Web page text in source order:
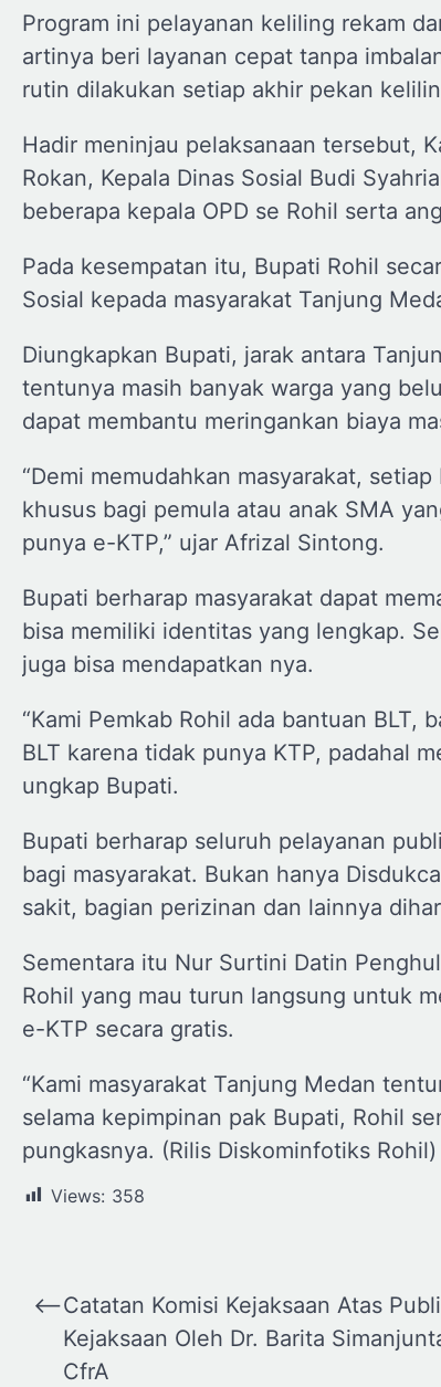
Program ini pelayanan keliling rekam
artinya beri layanan cepat tanpa
rutin dilakukan setiap akhir pekan
Hadir meninjau pelaksanaan tersebut,
Rokan, Kepala Dinas Sosial Budi
beberapa kepala OPD se Rohil serta
Pada kesempatan itu, Bupati Rohil
Sosial kepada masyarakat Tanjung
Diungkapkan Bupati, jarak antara
tentunya masih banyak warga yang
dapat membantu meringankan biaya
“Demi memudahkan masyarakat,
khusus bagi pemula atau anak SMA
punya e-KTP,” ujar Afrizal Sintong.
Bupati berharap masyarakat dapat
bisa memiliki identitas yang lengkap.
juga bisa mendapatkan nya.
“Kami Pemkab Rohil ada bantuan BLT,
BLT karena tidak punya KTP, padahal
ungkap Bupati.
Bupati berharap seluruh pelayanan
bagi masyarakat. Bukan hanya
sakit, bagian perizinan dan lainnya
Sementara itu Nur Surtini Datin
Rohil yang mau turun langsung untuk
e-KTP secara gratis.
“Kami masyarakat Tanjung Medan
selama kepimpinan pak Bupati, Rohil
pungkasnya. (Rilis Diskominfotiks Rohil)
Views: 358
Navigasi
pos
⟵Catatan Komisi Kejaksaan Atas
Kejaksaan Oleh Dr. Barita
CfrA